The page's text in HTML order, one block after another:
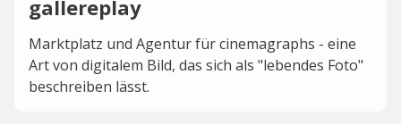
gallereplay
Marktplatz und Agentur für cinemagraphs - eine
Art von digitalem Bild, das sich als "lebendes Foto"
beschreiben lässt.